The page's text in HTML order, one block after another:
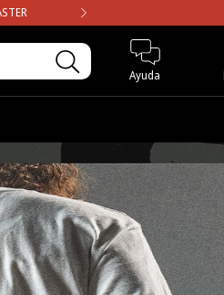
Ayuda